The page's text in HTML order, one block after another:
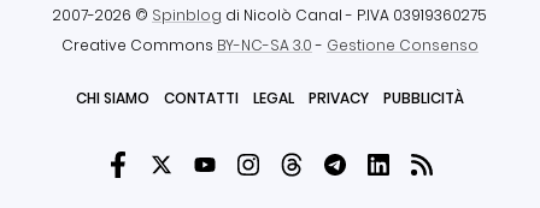
2007-2026 © Spinblog di Nicolò Canal - P.IVA 03919360275
Creative Commons BY-NC-SA 3.0- Gestione Consenso
CHI SIAMO CONTATTI LEGAL PRIVACY PUBBLICITÀ